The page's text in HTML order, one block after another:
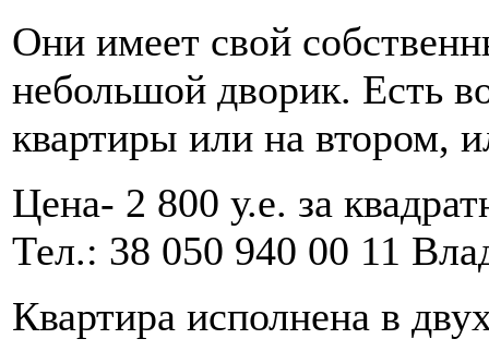
Они имеет свой
небольшой дворик. Есть
квартиры или на втором,
Цена- 2 800 у.е. за
Тел.: 38 050 940 00 11
Квартира исполнена в